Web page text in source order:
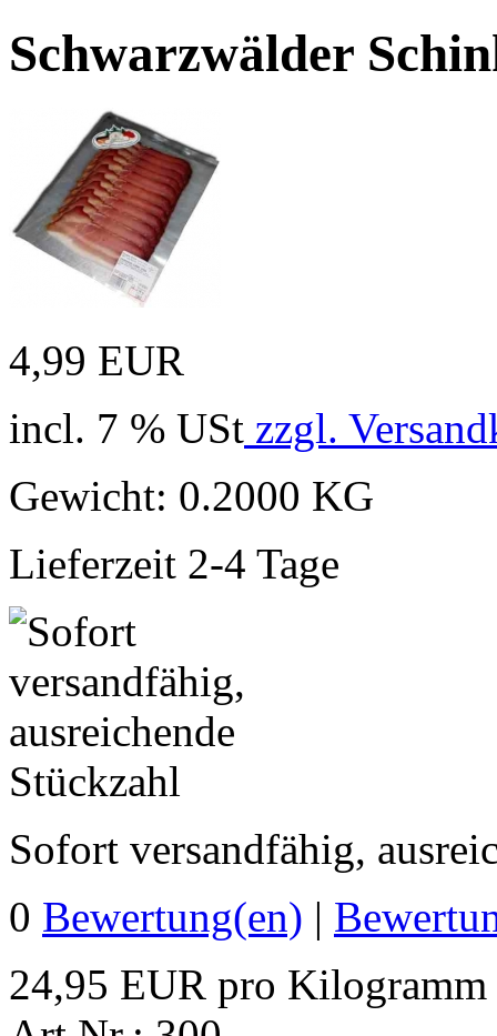
Schwarzwälder
4,99 EUR
incl. 7 % USt zzgl.
Gewicht: 0.2000 KG
Lieferzeit 2-4 Tage
Sofort versandfähig,
0 Bewertung(en) |
24,95 EUR pro Kilogramm